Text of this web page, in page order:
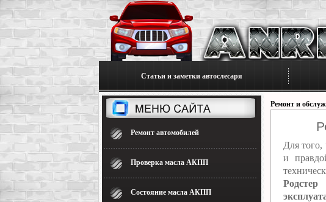
Статьи и заметки автослесаря
Ремонт автомобилей
Проверка масла АКПП
Состояние масла АКПП
Ремонт и
Для
и